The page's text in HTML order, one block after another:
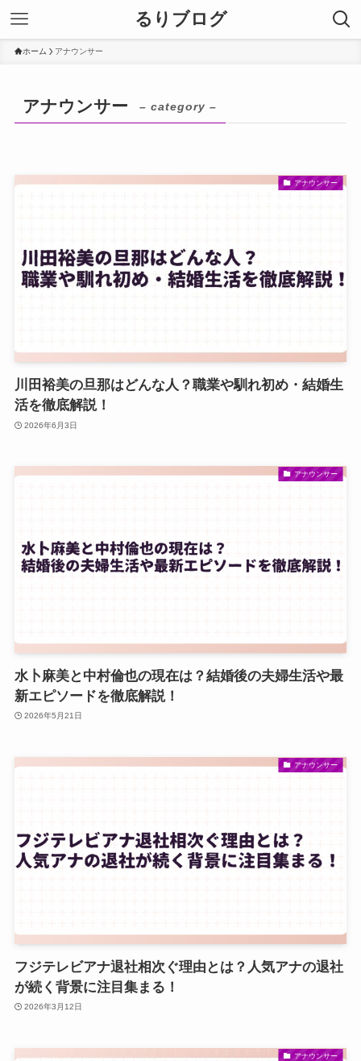
るりブログ
ホーム アナウンサー
アナウンサー – category –
アナウンサー
川田裕美の旦那はどんな人？職業や馴れ初め・結婚生
活を徹底解説！
2026年6月3日
アナウンサー
水卜麻美と中村倫也の現在は？結婚後の夫婦生活や最
新エピソードを徹底解説！
2026年5月21日
アナウンサー
フジテレビアナ退社相次ぐ理由とは？人気アナの退社
が続く背景に注目集まる！
2026年3月12日
アナウンサー